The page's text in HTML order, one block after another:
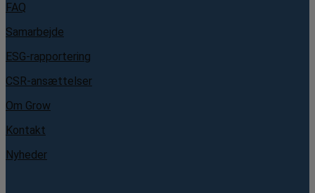
FAQ
Samarbejde
ESG-rapportering
CSR-ansættelser
Om Grow
Kontakt
Nyheder